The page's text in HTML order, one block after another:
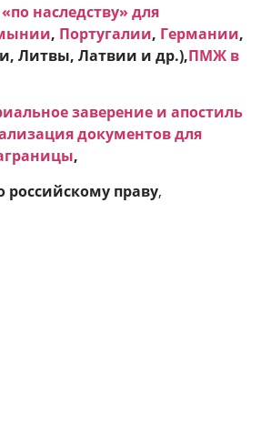
наследству» для
, Португалии, Германии,
Литвы, Латвии и др.),ПМЖ в
заверение и апостиль
документов для
,
российскому праву,